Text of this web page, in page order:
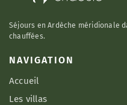
Séjours en Ardèche méridionale
chauffées.
NAVIGATION
Accueil
Les villas